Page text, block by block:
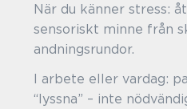
När du känner stress:
sensoriskt minne från
andningsrundor.
I arbete eller vardag:
“lyssna” – inte